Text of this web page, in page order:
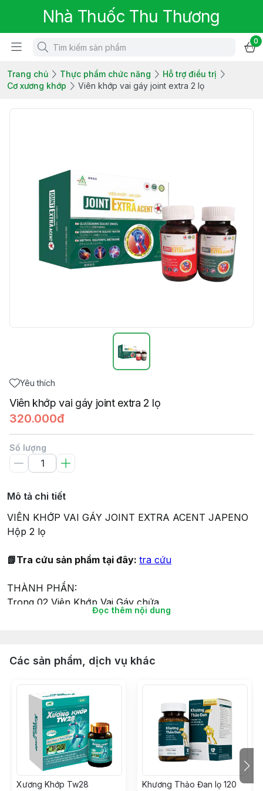
Nhà Thuốc Thu Thương
0
Trang chủ Thực phẩm chức năng
Hỗ trợ điều trị
Cơ xương khớp
Viên khớp vai gáy joint extra 2 lọ
Yêu thích
Viên khớp vai gáy joint extra 2 lọ
320.000đ
Số lượng
Mô tả chi tiết
VIÊN KHỚP VAI GÁY JOINT EXTRA ACENT JAPENO
Hộp 2 lọ
📗Tra cứu sản phẩm tại đây: tra cứu
THÀNH PHẦN:
Trong 02 Viên Khớp Vai Gáy chứa
Glucosamin sulfat. 2NaCl …………………………1600mg
Alpha lipoic acid ………………………………………….75mg
36 mg cao chiết xuất từ hỗn hợp:
+ Móng quỷ ………………………………………………200mg
+ Vỏ cây liễu trắng …………………………………….100mg
+ Cây địa liền…………………………………………….. 40mg
+ Hy thiêm …………………………………………………20mg
Vitamin B6 (Pyridoxin hydroclorid) ………………..20mg
Vitamin B1 (Thiamin hydroclorid) …………………….4mg
Shark cartilage powder (Bột sụn cá mập) ……….10mg
Đọc thêm nội dung
Các sản phẩm, dịch vụ khác
Xương Khớp Tw28
Khương Thảo Đan lọ 120